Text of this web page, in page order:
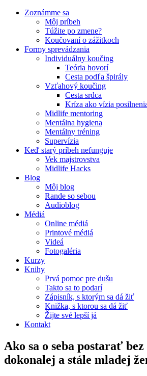
Zoznámme sa
Môj príbeh
Túžite po zmene?
Koučovaní o zážitkoch
Formy sprevádzania
Individuálny koučing
Teória hovorí
Cesta podľa špirály
Vzťahový koučing
Cesta srdca
Kríza ako vízia
Midlife mentoring
Mentálna hygiena
Mentálny tréning
Supervízia
Keď starý príbeh nefunguje
Vek majstrovstva
Midlife Hacks
Blog
Môj blog
Rande so sebou
Audioblog
Médiá
Online médiá
Printové médiá
Videá
Fotogaléria
Kurzy
Knihy
Prvá pomoc pre dušu
Takto sa to podarí
Zápisník, s ktorým sa dá žiť
Knižka, s ktorou sa dá žiť
Žijte své lepší já
Kontakt
Ako sa o seba postarať
dokonalej a stále mladej